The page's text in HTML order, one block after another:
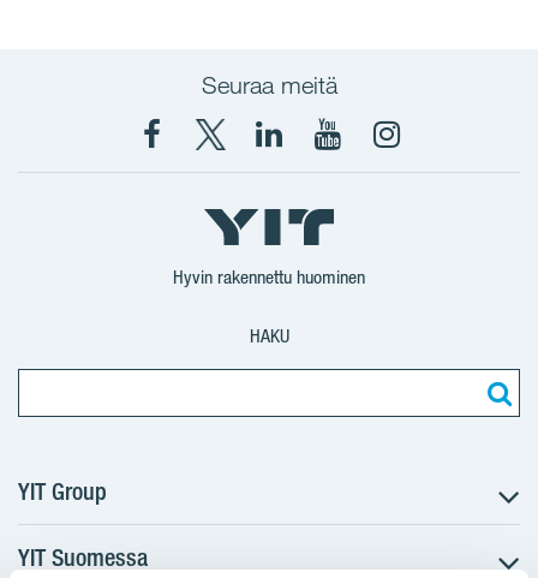
Seuraa meitä
Facebook
X
YIT
Suomi
YIT
Corporation
YIT
Corporation
Instagram
Hyvin rakennettu huominen
HAKU
YIT Group
Tietoa YIT:stä
YIT Suomessa